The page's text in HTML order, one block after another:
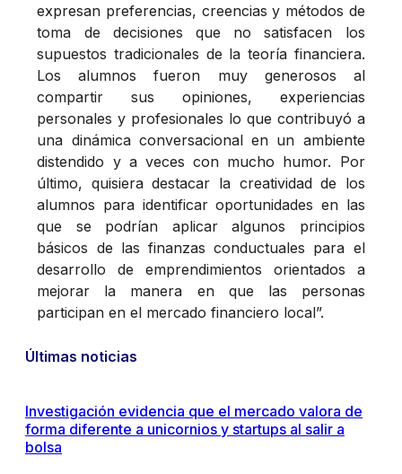
expresan preferencias, creencias y métodos de
toma de decisiones que no satisfacen los
supuestos tradicionales de la teoría financiera.
Los alumnos fueron muy generosos al
compartir sus opiniones, experiencias
personales y profesionales lo que contribuyó a
una dinámica conversacional en un ambiente
distendido y a veces con mucho humor. Por
último, quisiera destacar la creatividad de los
alumnos para identificar oportunidades en las
que se podrían aplicar algunos principios
básicos de las finanzas conductuales para el
desarrollo de emprendimientos orientados a
mejorar la manera en que las personas
participan en el mercado financiero local”.
Últimas noticias
Investigación evidencia que el mercado valora de
forma diferente a unicornios y startups al salir a
bolsa